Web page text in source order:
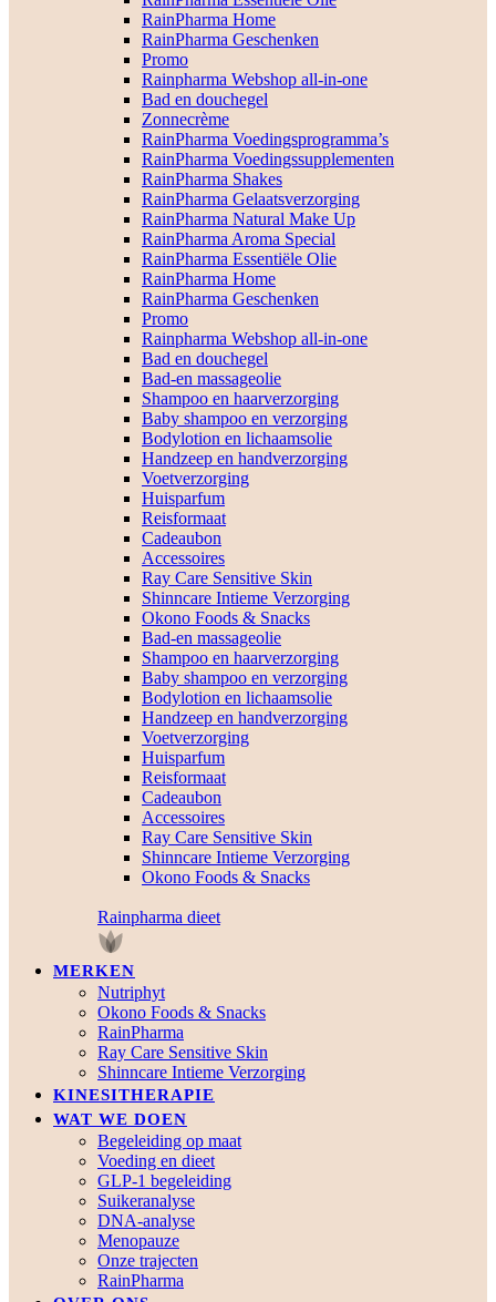
RainPharma Home
RainPharma Geschenken
Promo
Rainpharma Webshop all-in-one
Bad en douchegel
Zonnecrème
RainPharma Voedingsprogramma’s
RainPharma Voedingssupplementen
RainPharma Shakes
RainPharma Gelaatsverzorging
RainPharma Natural Make Up
RainPharma Aroma Special
RainPharma Essentiële Olie
RainPharma Home
RainPharma Geschenken
Promo
Rainpharma Webshop all-in-one
Bad en douchegel
Bad-en massageolie
Shampoo en haarverzorging
Baby shampoo en verzorging
Bodylotion en lichaamsolie
Handzeep en handverzorging
Voetverzorging
Huisparfum
Reisformaat
Cadeaubon
Accessoires
Ray Care Sensitive Skin
Shinncare Intieme Verzorging
Okono Foods & Snacks
Bad-en massageolie
Shampoo en haarverzorging
Baby shampoo en verzorging
Bodylotion en lichaamsolie
Handzeep en handverzorging
Voetverzorging
Huisparfum
Reisformaat
Cadeaubon
Accessoires
Ray Care Sensitive Skin
Shinncare Intieme Verzorging
Okono Foods & Snacks
Rainpharma dieet
MERKEN
Nutriphyt
Okono Foods & Snacks
RainPharma
Ray Care Sensitive Skin
Shinncare Intieme Verzorging
KINESITHERAPIE
WAT WE DOEN
Begeleiding op maat
Voeding en dieet
GLP-1 begeleiding
Suikeranalyse
DNA-analyse
Menopauze
Onze trajecten
RainPharma